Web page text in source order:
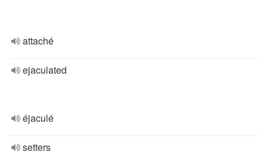
attaché
ejaculated
éjaculé
setters